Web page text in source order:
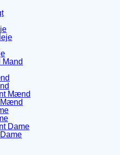
Mand
Mænd
Dame